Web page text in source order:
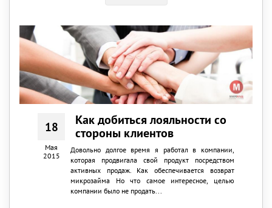
18
Мая
2015
Как добиться лояльности со
стороны клиентов
Довольно долгое время я работал в компании,
которая продвигала свой продукт посредством
активных продаж. Как обеспечивается возврат
микрозайма Но что самое интересное, целью
компании было не продать...